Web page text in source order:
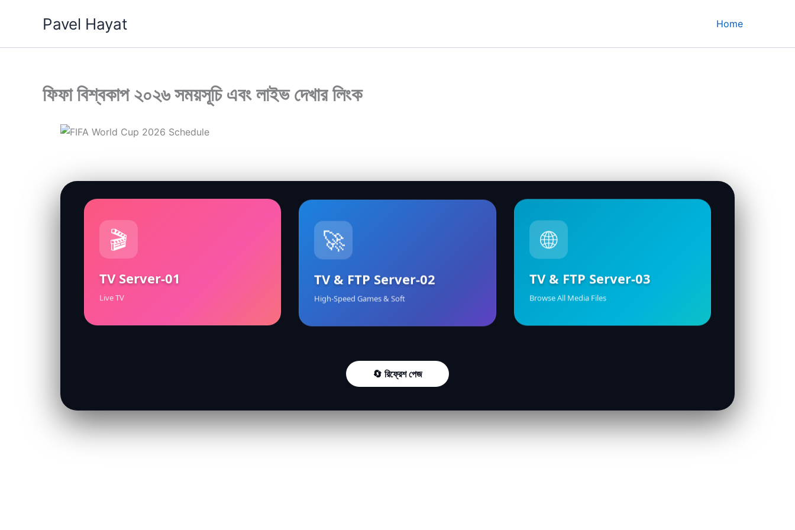
Pavel Hayat Home
ফিফা বিশ্বকাপ ২০২৬ সময়সূচি এবং লাইভ দেখার লিংক
🎬
TV Server-01
Live TV
🚀
TV & FTP Server-02
High-Speed Games & Soft
🌐
TV & FTP Server-03
Browse All Media Files
🔄 রিফ্রেশ পেজ